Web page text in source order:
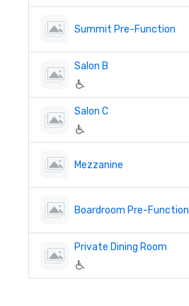
Summit Pre-Function
Salon B
Salon C
Mezzanine
Boardroom Pre-Function
Private Dining Room